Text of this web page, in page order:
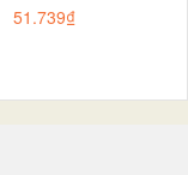
51.739₫